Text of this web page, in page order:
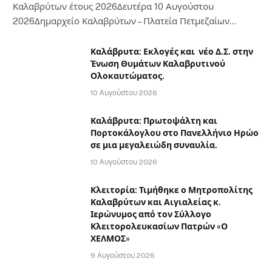
Καλαβρύτων έτους 2026Δευτέρα 10 Αυγούστου
2026Δημαρχείο Καλαβρύτων – Πλατεία Πετμεζαίων…
Καλάβρυτα: Εκλογές και νέο Δ.Σ. στην
Ένωση Θυμάτων Καλαβρυτινού
Ολοκαυτώματος.
10 Αυγούστου 2026
Καλάβρυτα: Πρωτοψάλτη και
Πορτοκάλογλου στο Πανελλήνιο Ηρώο
σε μια μεγαλειώδη συναυλία.
10 Αυγούστου 2026
Κλειτορία: Τιμήθηκε ο Μητροπολίτης
Καλαβρύτων και Αιγιαλείας κ.
Ιερώνυμος από τον Σύλλογο
Κλειτορολευκασίων Πατρών «Ο
ΧΕΛΜΟΣ»
9 Αυγούστου 2026